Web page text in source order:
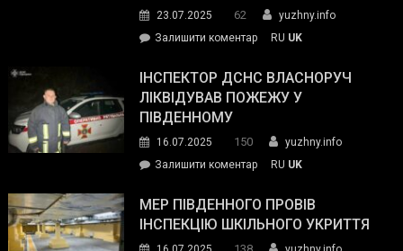
гуманітарну
допомогу
23.07.2025 62
yuzhny.info
Залишити коментарon
провів
нараду
силових
та
органів:
«Наш
спільний
RU UK
ІНСПЕКТОР ДСНС ВЛАСНОРУЧ
ЛІКВІДУВАВ ПОЖЕЖУ У
ПІВДЕННОМУ
16.07.2025 150
yuzhny.info
Залишити коментарon
ДСНС
власноруч
RU UK
МЕР ПІВДЕННОГО ПРОВІВ
ІНСПЕКЦІЮ ШКІЛЬНОГО УКРИТТЯ